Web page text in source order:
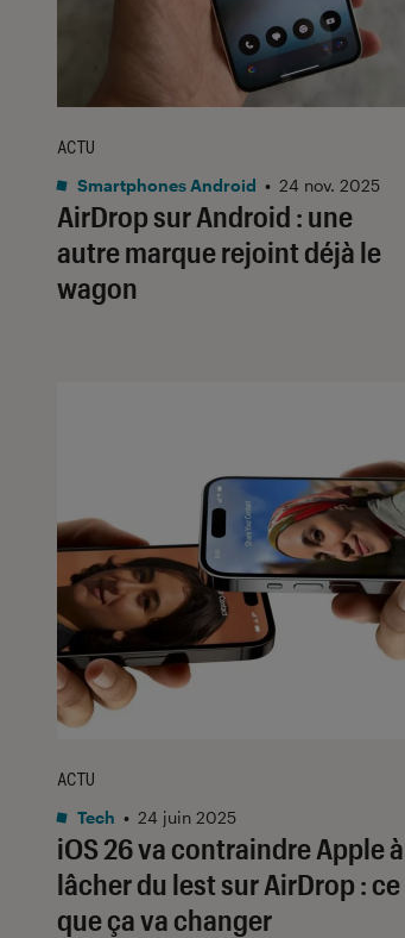
AirDrop sur Android : une
autre marque rejoint déjà le
wagon
ACTU
Smartphones Android • 24 nov. 2025
iOS 26 va contraindre Apple à
lâcher du lest sur AirDrop : ce
que ça va changer
ACTU
Tech • 24 juin 2025